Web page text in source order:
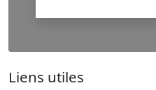
Liens utiles